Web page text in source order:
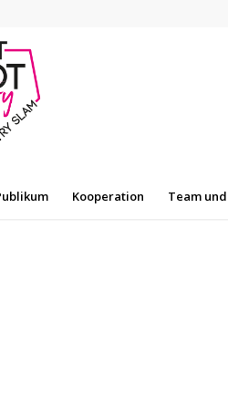
Kooperation Team